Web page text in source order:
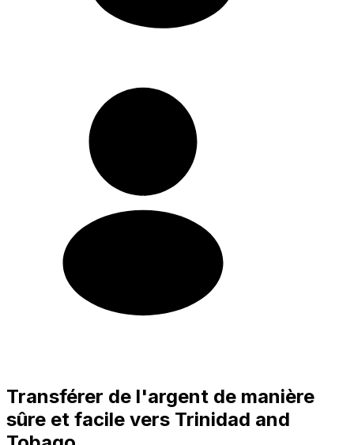
Transférer de l'argent de manière
sûre et facile vers Trinidad and